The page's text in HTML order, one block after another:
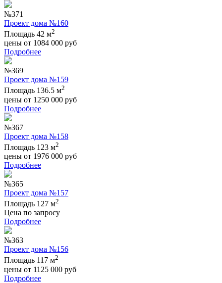
№371
Проект дома №160
Площадь 42 м2
цены от 1084 000 руб
Подробнее
№369
Проект дома №159
Площадь 136.5 м2
цены от 1250 000 руб
Подробнее
№367
Проект дома №158
Площадь 123 м2
цены от 1976 000 руб
Подробнее
№365
Проект дома №157
Площадь 127 м2
Цена по запросу
Подробнее
№363
Проект дома №156
Площадь 117 м2
цены от 1125 000 руб
Подробнее